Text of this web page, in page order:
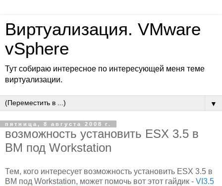
Виртуализация. VMware
vSphere
Тут собираю интересное по интересующей меня теме
виртуализации.
▼
пятница, 8 августа 2008 г.
возможность установить ESX 3.5 в
ВМ под Workstation
Тем, кого интересует возможность установить ESX 3.5 в
ВМ под Workstation, может помочь вот этот гайдик - VI3.5